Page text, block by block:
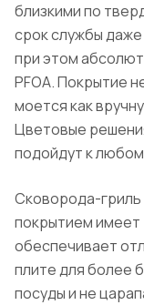
близкими по
срок службы
при этом
PFOA. Покрытие
моется как
Цветовые
подойдут к
Сковорода-гриль
покрытием
обеспечивает
плите для более
посуды и не